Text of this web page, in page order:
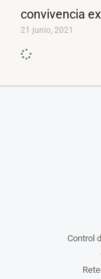
convivencia
21 junio, 2021
Control